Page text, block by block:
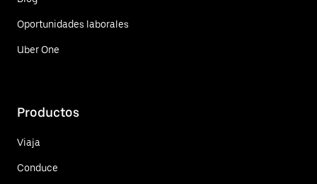
Oportunidades laborales
Uber One
Productos
Viaja
Conduce